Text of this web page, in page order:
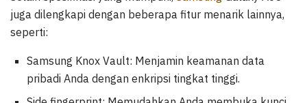
juga dilengkapi dengan beberapa fitur menarik lainnya,
seperti:
Samsung Knox Vault: Menjamin keamanan data
pribadi Anda dengan enkripsi tingkat tinggi.